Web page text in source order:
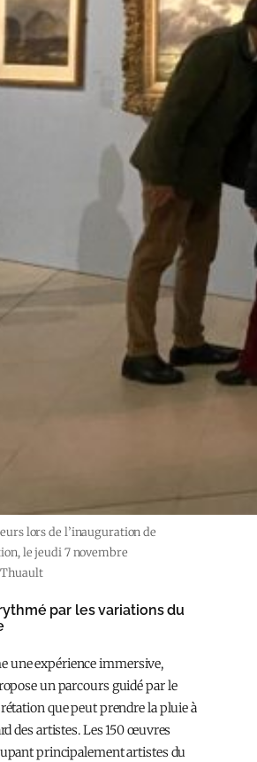
lors de l’inauguration de
le jeudi 7 novembre
par les variations du
une expérience immersive,
un parcours guidé par le
que peut prendre la pluie à
des artistes. Les 150 œuvres
principalement artistes du